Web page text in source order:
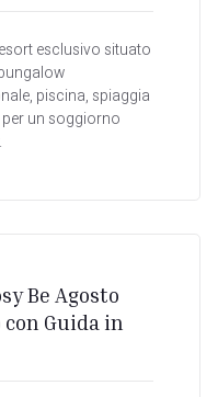
esclusivo situato
piscina, spiaggia
un soggiorno
Be Agosto
Guida in